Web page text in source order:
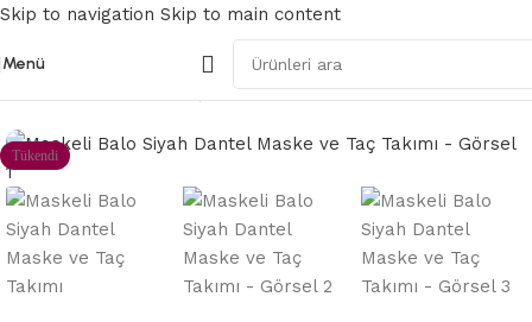
Skip to navigation Skip to main content
Menü
BDSM Fetiş ve Fantezi
Tükendi